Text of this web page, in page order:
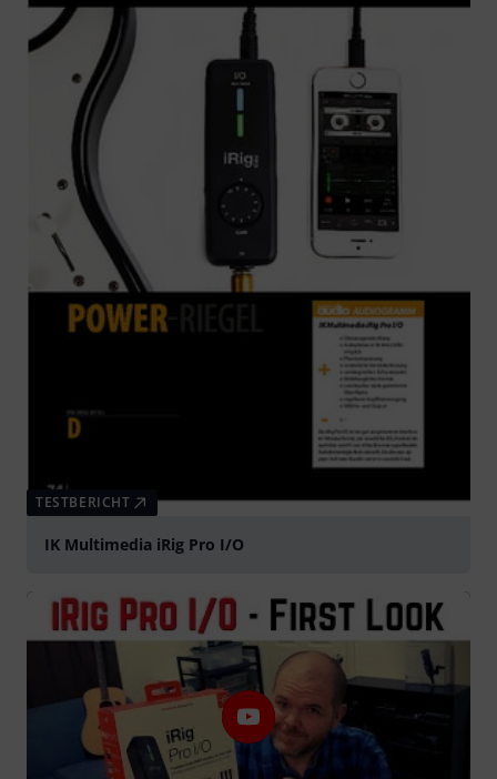
TESTBERICHT
IK Multimedia iRig Pro I/O